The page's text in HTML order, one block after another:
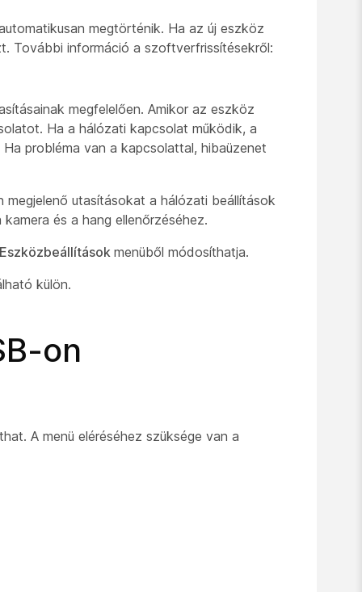
megtörténik. Ha az új eszköz
További információ a szoftverfrissítésekről:
megfelelően. Amikor az eszköz
Ha a hálózati kapcsolat működik, a
probléma van a kapcsolattal, hibaüzenet
utasításokat a hálózati beállítások
és a hang ellenőrzéséhez.
Eszközbeállítások menüből módosíthatja.
külön.
on
A menü eléréséhez szüksége van a